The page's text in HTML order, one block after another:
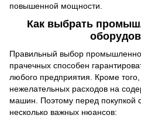
повышенной мощности.
Как выбрать
Правильный выбор
прачечных способен
любого предприятия. Кроме того,
нежелательных расходов на
машин. Поэтому перед покупкой
несколько важных нюансов: